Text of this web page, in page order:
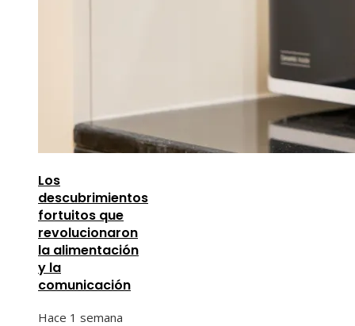
Los
descubrimientos
fortuitos que
revolucionaron
la alimentación
y la
comunicación
Hace 1 semana